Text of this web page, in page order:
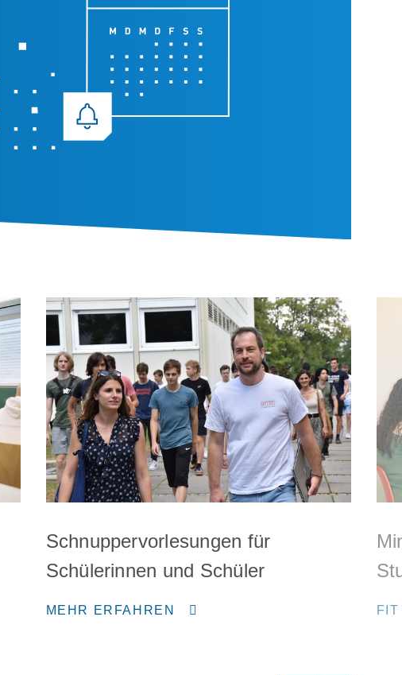
Schnuppervorlesungen für
Schülerinnen und Schüler
MEHR ERFAHREN